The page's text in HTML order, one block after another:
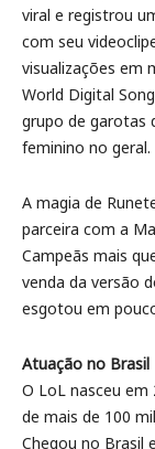
viral e registrou
com seu
visualizações em
World Digital
grupo de garotas
feminino no geral.
A magia de
parceira com a
Campeãs mais
venda da versão
esgotou em
Atuação no Brasil
O LoL nasceu
de mais de 100
Chegou no Brasil